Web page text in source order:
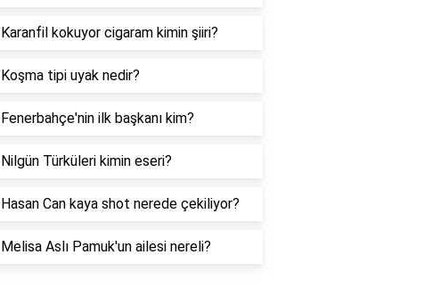
Karanfil kokuyor cigaram kimin şiiri?
Koşma tipi uyak nedir?
Fenerbahçe'nin ilk başkanı kim?
Nilgün Türküleri kimin eseri?
Hasan Can kaya shot nerede çekiliyor?
Melisa Aslı Pamuk'un ailesi nereli?